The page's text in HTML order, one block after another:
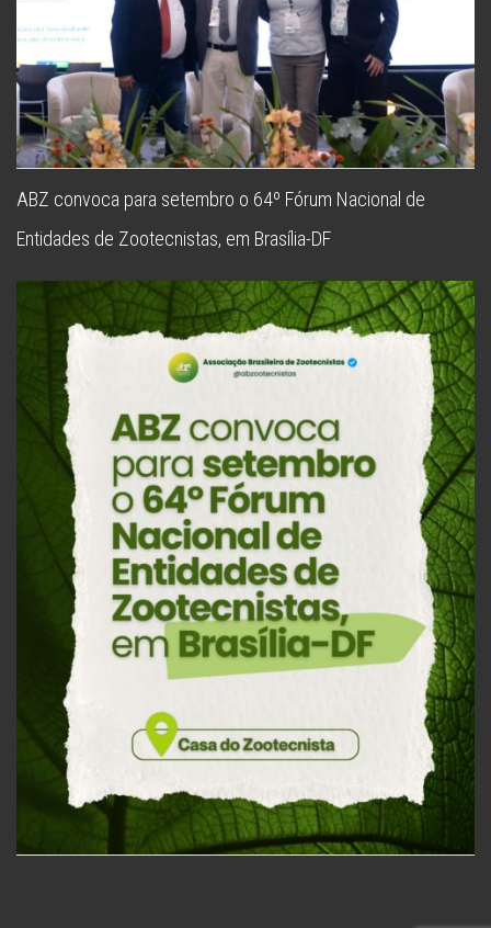
ABZ convoca para setembro o 64º Fórum Nacional de
Entidades de Zootecnistas, em Brasília-DF